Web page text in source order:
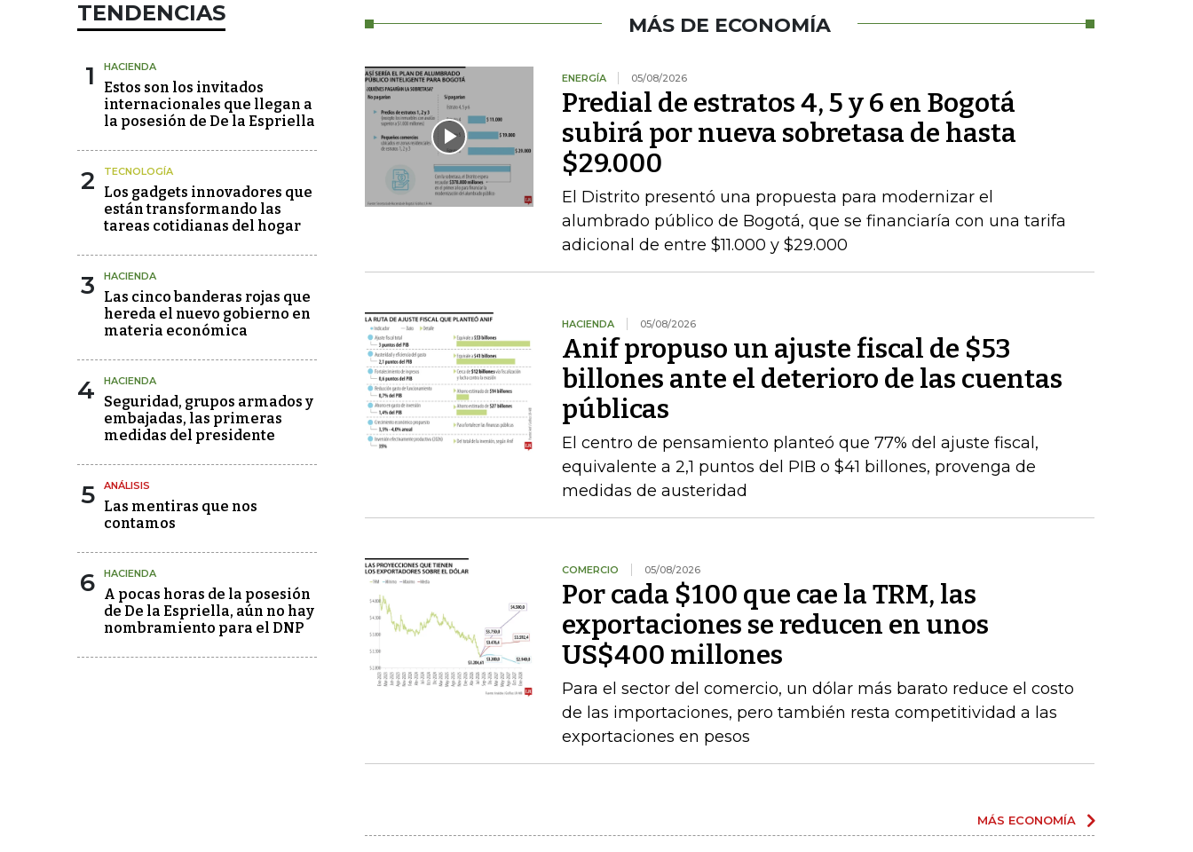
TENDENCIAS
1 HACIENDA
Estos son los invitados
internacionales que llegan a
la posesión de De la Espriella
2 TECNOLOGÍA
Los gadgets innovadores que
están transformando las
tareas cotidianas del hogar
3 HACIENDA
Las cinco banderas rojas que
hereda el nuevo gobierno en
materia económica
4 HACIENDA
Seguridad, grupos armados y
embajadas, las primeras
medidas del presidente
5 ANÁLISIS
Las mentiras que nos
contamos
6 HACIENDA
A pocas horas de la posesión
de De la Espriella, aún no hay
nombramiento para el DNP
MÁS DE ECONOMÍA
ENERGÍA 05/08/2026
Predial de estratos 4, 5 y 6 en Bogotá
subirá por nueva sobretasa de hasta
$29.000
El Distrito presentó una propuesta para modernizar el
alumbrado público de Bogotá, que se financiaría con una tarifa
adicional de entre $11.000 y $29.000
HACIENDA 05/08/2026
Anif propuso un ajuste fiscal de $53
billones ante el deterioro de las cuentas
públicas
El centro de pensamiento planteó que 77% del ajuste fiscal,
equivalente a 2,1 puntos del PIB o $41 billones, provenga de
medidas de austeridad
COMERCIO 05/08/2026
Por cada $100 que cae la TRM, las
exportaciones se reducen en unos
US$400 millones
Para el sector del comercio, un dólar más barato reduce el costo
de las importaciones, pero también resta competitividad a las
exportaciones en pesos
MÁS ECONOMÍA